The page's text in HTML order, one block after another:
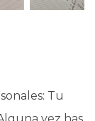
Tu